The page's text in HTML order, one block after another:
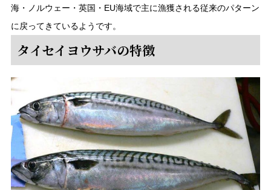
海・ノルウェー・英国・EU海域で主に漁獲される従来のパターン
に戻ってきているようです。
タイセイヨウサバの特徴